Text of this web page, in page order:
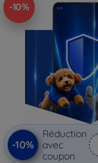
-10%
-10%
Réduction
avec
coupon